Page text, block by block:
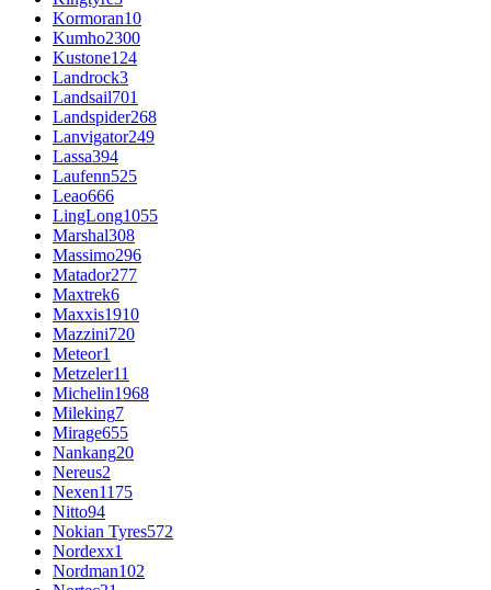
Kormoran10
Kumho2300
Kustone124
Landrock3
Landsail701
Landspider268
Lanvigator249
Lassa394
Laufenn525
Leao666
LingLong1055
Marshal308
Massimo296
Matador277
Maxtrek6
Maxxis1910
Mazzini720
Meteor1
Metzeler11
Michelin1968
Mileking7
Mirage655
Nankang20
Nereus2
Nexen1175
Nitto94
Nokian Tyres572
Nordexx1
Nordman102